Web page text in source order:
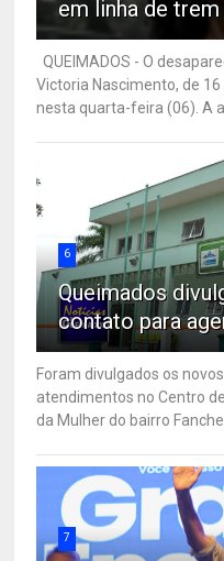
em linha de
QUEIMADOS - O
Victoria Nascimento, de
nesta quarta-feira (06). A
6
Queimados
contato para
Foram divulgados os
atendimentos no Centro
da Mulher do bairro
7